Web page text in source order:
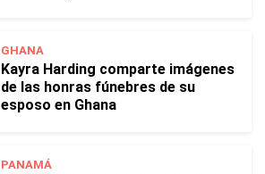
GHANA
Kayra Harding comparte imágenes
de las honras fúnebres de su
esposo en Ghana
PANAMÁ